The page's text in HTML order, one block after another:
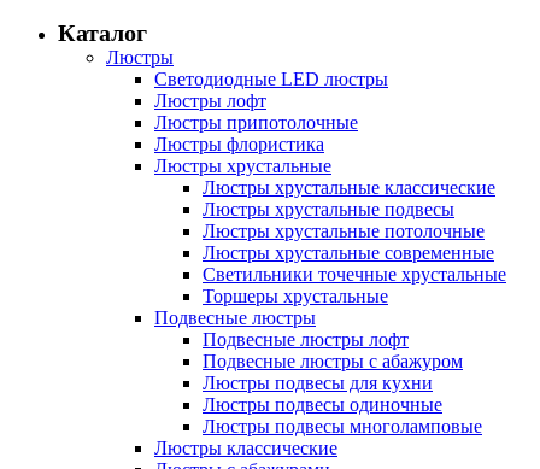
Каталог
Люстры
Светодиодные LED люстры
Люстры лофт
Люстры припотолочные
Люстры флористика
Люстры хрустальные
Люстры хрустальные классические
Люстры хрустальные подвесы
Люстры хрустальные потолочные
Люстры хрустальные современные
Светильники точечные хрустальные
Торшеры хрустальные
Подвесные люстры
Подвесные люстры лофт
Подвесные люстры с абажуром
Люстры подвесы для кухни
Люстры подвесы одиночные
Люстры подвесы многоламповые
Люстры классические